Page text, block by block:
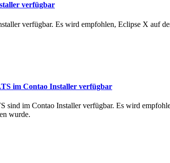
verfügbar
verfügbar. Es wird empfohlen, Eclipse X auf
im Contao Installer verfügbar
sind im Contao Installer verfügbar. Es wird
wurde.